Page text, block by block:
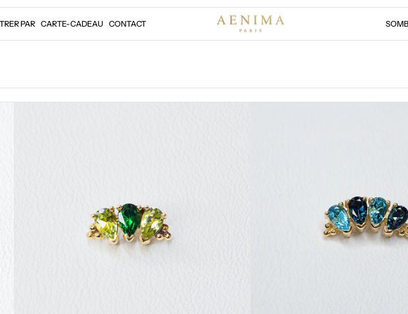
PAR CARTE-CADEAU CONTACT